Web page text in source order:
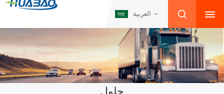
العربية